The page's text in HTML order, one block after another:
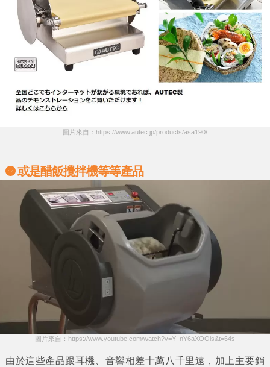
圖片來自：https://www.autec.jp/products/asa190/
或是醋飯攪拌機等等產品
圖片來自：https://www.youtube.com/watch?v=Y_nY6aXOOis&t=64s
由於這些產品跟耳機、音響相差十萬八千里遠，加上主要銷